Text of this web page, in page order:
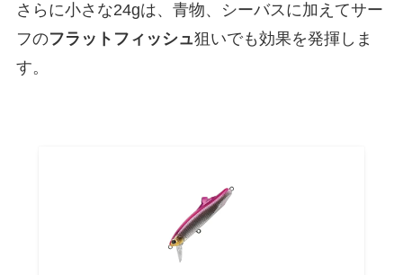
さらに小さな24gは、青物、シーバスに加えてサー
フのフラットフィッシュ狙いでも効果を発揮しま
す。